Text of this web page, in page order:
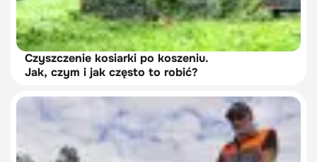
Czyszczenie kosiarki po koszeniu.
Jak, czym i jak często to robić?